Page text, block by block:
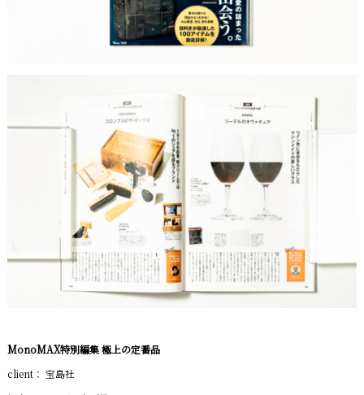
MonoMAX特別編集 極上の定番品
client： 宝島社